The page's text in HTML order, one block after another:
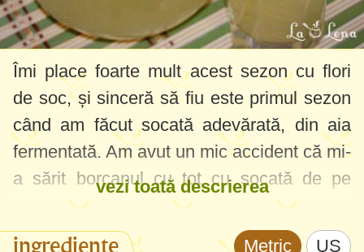
Îmi place foarte mult acest sezon cu flori
de soc, și sinceră să fiu este primul sezon
când am făcut socată adevărată, din aia
fermentată. Am avut un mic accident că mi-
a sărit borcanul cu tot cu socată de pe
glaful geamului și nu prea am cum să vă
pun poze deocamdată, dar repet procedura
vezi toată descrierea
ingrediente Metric US